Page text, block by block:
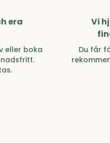
era
eller boka
Vi
Du får